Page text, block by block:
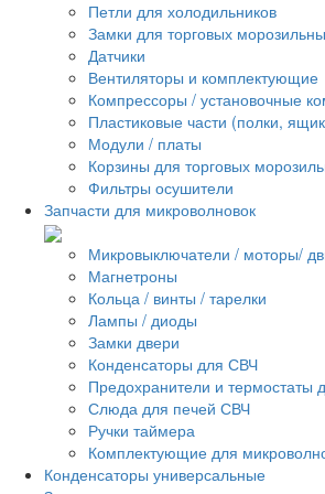
Петли для холодильников
Замки для торговых
Датчики
Вентиляторы и комплектующие
Компрессоры / установочные
Пластиковые части (полки,
Модули / платы
Корзины для торговых
Фильтры осушители
Запчасти для микроволновок
Микровыключатели / моторы/
Магнетроны
Кольца / винты / тарелки
Лампы / диоды
Замки двери
Конденсаторы для СВЧ
Предохранители и термостаты
Слюда для печей СВЧ
Ручки таймера
Комплектующие для
Конденсаторы универсальные